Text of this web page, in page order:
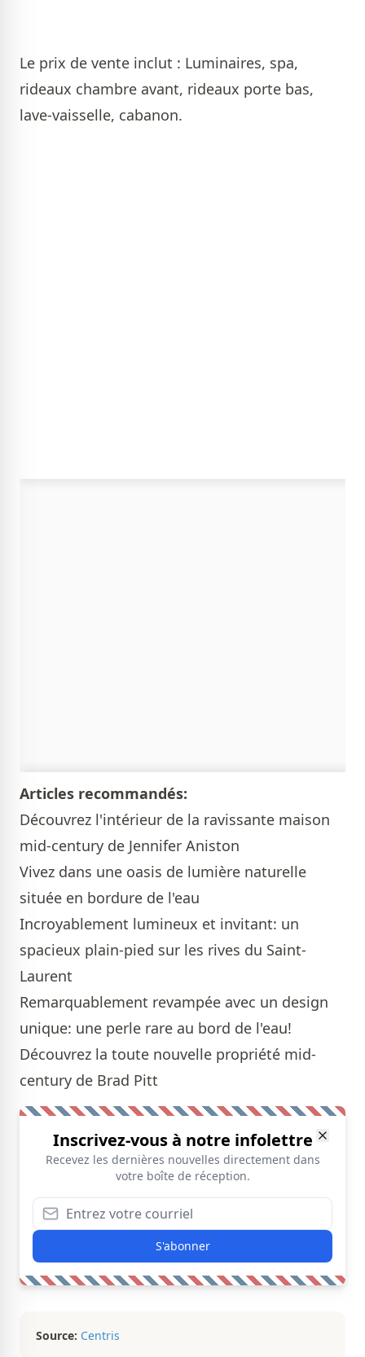
Le prix de vente inclut : Luminaires, spa,
rideaux chambre avant, rideaux porte bas,
lave-vaisselle, cabanon.
Articles recommandés:
Découvrez l'intérieur de la ravissante maison
mid-century de Jennifer Aniston
Vivez dans une oasis de lumière naturelle
située en bordure de l'eau
Incroyablement lumineux et invitant: un
spacieux plain-pied sur les rives du Saint-
Laurent
Remarquablement revampée avec un design
unique: une perle rare au bord de l'eau!
Découvrez la toute nouvelle propriété mid-
century de Brad Pitt
Inscrivez-vous à notre infolettre
Recevez les dernières nouvelles directement dans
votre boîte de réception.
S'abonner
Source: Centris